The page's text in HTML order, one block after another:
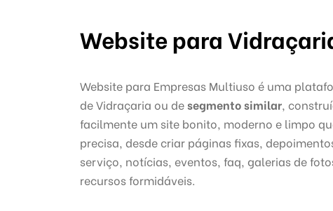
Website para
Website para Empresas Multiuso é uma
de Vidraçaria ou desegmento similar,
facilmente um site bonito, moderno e limpo
precisa, desde criar páginas fixas,
serviço, notícias, eventos, faq, galerias de
recursos formidáveis.